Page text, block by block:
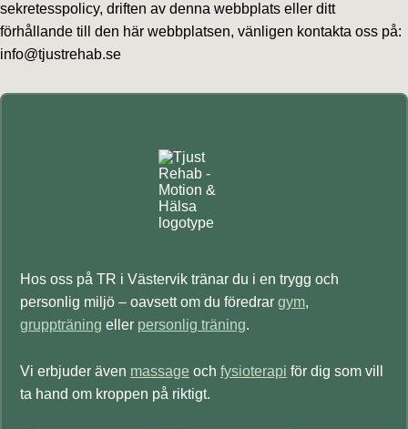
sekretesspolicy, driften av denna webbplats eller ditt
förhållande till den här webbplatsen, vänligen kontakta oss på:
info@tjustrehab.se
Primärt
Hos oss på TR i Västervik tränar du i en trygg och
personlig miljö – oavsett om du föredrar gym,
gruppträning eller personlig träning.
Vi erbjuder även massage och fysioterapi för dig som vill
ta hand om kroppen på riktigt.